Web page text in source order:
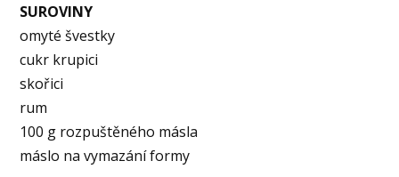
SUROVINY
omyté švestky
cukr krupici
skořici
rum
100 g rozpuštěného másla
máslo na vymazání formy